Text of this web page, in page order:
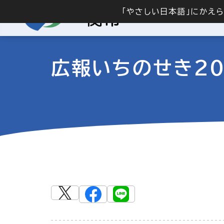
「やさしい日本語」にかえ
広報いちのせき